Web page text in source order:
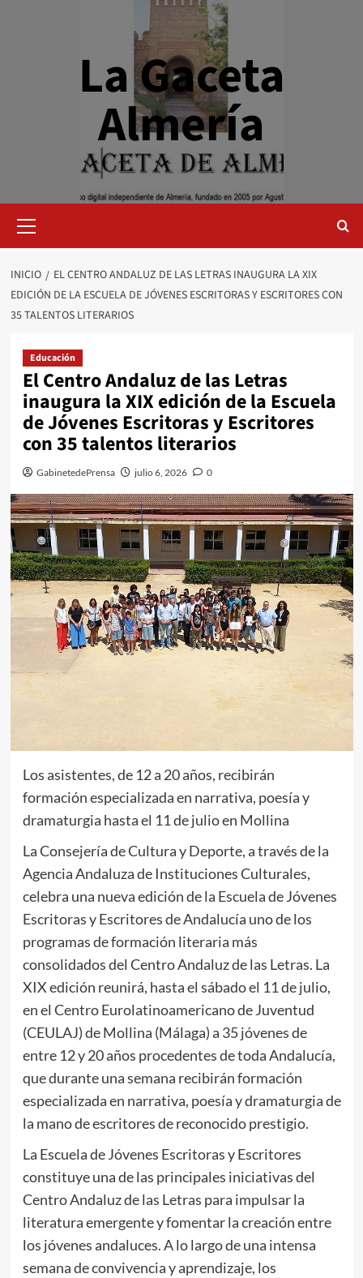
La Gaceta
Almería
primario
INICIO
EL CENTRO ANDALUZ DE LAS LETRAS INAUGURA LA XIX
EDICIÓN DE LA ESCUELA DE JÓVENES ESCRITORAS Y ESCRITORES CON
35 TALENTOS LITERARIOS
Educación
El Centro Andaluz de las Letras
inaugura la XIX edición de la Escuela
de Jóvenes Escritoras y Escritores
con 35 talentos literarios
GabinetedePrensa julio 6, 2026 0
Los asistentes, de 12 a 20 años, recibirán
formación especializada en narrativa, poesía y
dramaturgia hasta el 11 de julio en Mollina
La Consejería de Cultura y Deporte, a través de la
Agencia Andaluza de Instituciones Culturales,
celebra una nueva edición de la Escuela de Jóvenes
Escritoras y Escritores de Andalucía uno de los
programas de formación literaria más
consolidados del Centro Andaluz de las Letras. La
XIX edición reunirá, hasta el sábado el 11 de julio,
en el Centro Eurolatinoamericano de Juventud
(CEULAJ) de Mollina (Málaga) a 35 jóvenes de
entre 12 y 20 años procedentes de toda Andalucía,
que durante una semana recibirán formación
especializada en narrativa, poesía y dramaturgia de
la mano de escritores de reconocido prestigio.
La Escuela de Jóvenes Escritoras y Escritores
constituye una de las principales iniciativas del
Centro Andaluz de las Letras para impulsar la
literatura emergente y fomentar la creación entre
los jóvenes andaluces. A lo largo de una intensa
semana de convivencia y aprendizaje, los